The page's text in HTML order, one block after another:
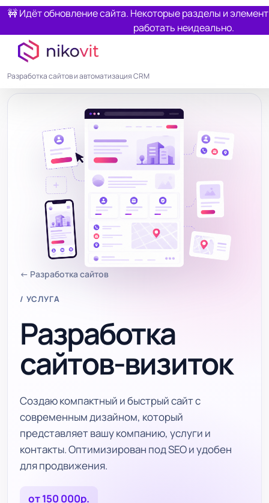
🚧 Идёт обновление сайта. Некоторые разделы и
работать неидеально.
Разработка сайтов и автоматизация CRM
← Разработка сайтов
/ УСЛУГА
Разработка
сайтов-визиток
Создаю компактный и быстрый сайт с
современным дизайном, который
представляет вашу компанию, услуги и
контакты. Оптимизирован под SEO и удобен
для продвижения.
от 150 000р.